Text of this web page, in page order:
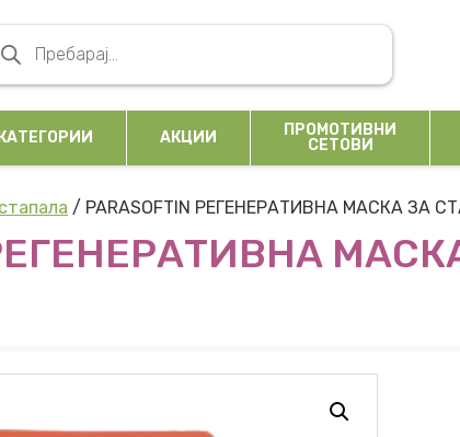
search
КАТЕГОРИИ АКЦИИ
ПРОМОТИВНИ
СЕТОВИ
/ PARASOFTIN РЕГЕНЕРАТИВНА МАСКА ЗА
РЕГЕНЕРАТИВНА